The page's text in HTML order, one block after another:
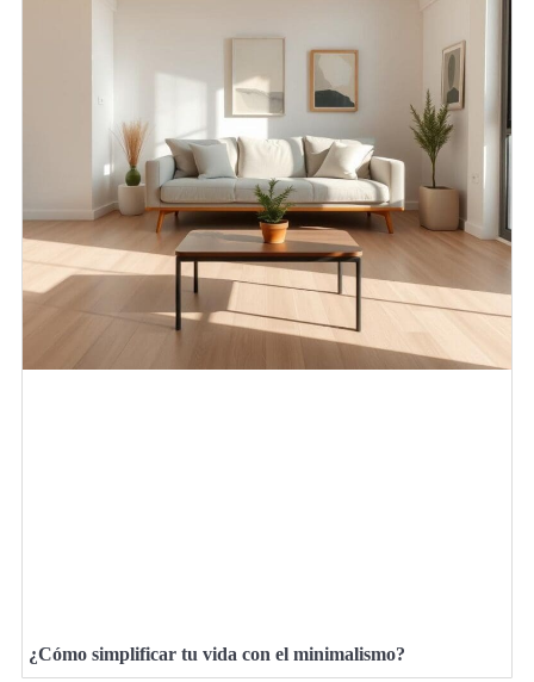
¿Cómo simplificar tu vida con el minimalismo?